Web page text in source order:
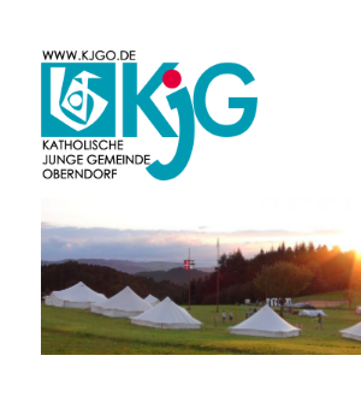
KjG Oberndorf